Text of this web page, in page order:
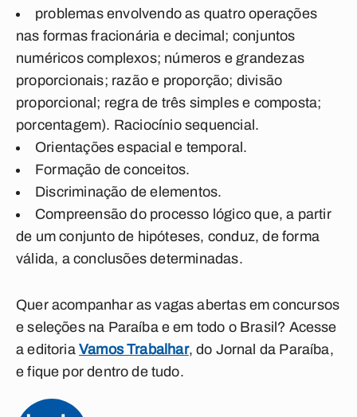
problemas envolvendo as quatro operações
nas formas fracionária e decimal; conjuntos
numéricos complexos; números e grandezas
proporcionais; razão e proporção; divisão
proporcional; regra de três simples e composta;
porcentagem). Raciocínio sequencial.
Orientações espacial e temporal.
Formação de conceitos.
Discriminação de elementos.
Compreensão do processo lógico que, a partir
de um conjunto de hipóteses, conduz, de forma
válida, a conclusões determinadas.
Quer acompanhar as vagas abertas em concursos
e seleções na Paraíba e em todo o Brasil? Acesse
a editoria Vamos Trabalhar, do Jornal da Paraíba,
e fique por dentro de tudo.